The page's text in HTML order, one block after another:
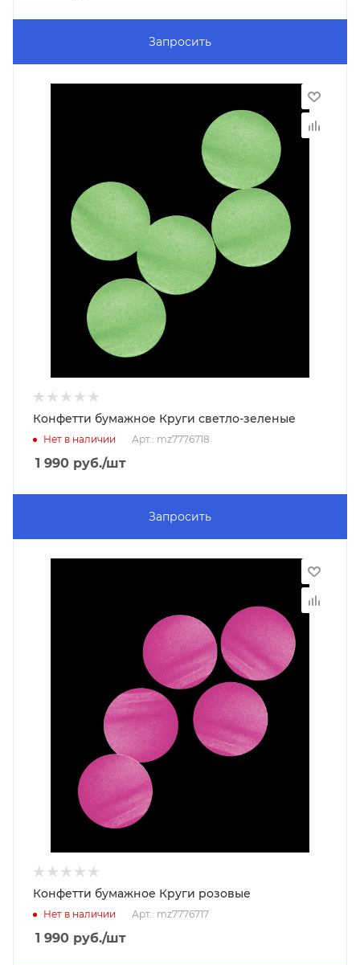
Запросить
Конфетти бумажное Круги светло-зеленые
Нет в наличии Арт.: mz7776718
1 990 руб./шт
Запросить
Конфетти бумажное Круги розовые
Нет в наличии Арт.: mz7776717
1 990 руб./шт